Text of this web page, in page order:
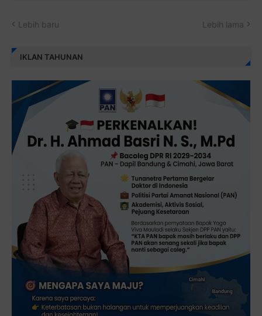
Lebih baru Lebih lama
IKLAN TAHUNAN